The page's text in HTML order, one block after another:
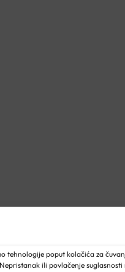
tehnologije poput kolačića za
ili povlačenje